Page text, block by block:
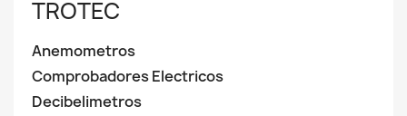
TROTEC
Anemometros
Comprobadores Electricos
Decibelimetros